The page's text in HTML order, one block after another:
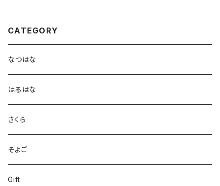
CATEGORY
なつはな
はるはな
さくら
そよご
Gift